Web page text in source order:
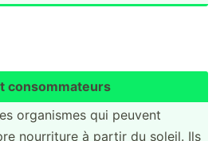
consom­mateurs
organismes qui peuvent
nourriture à partir du soleil. Ils